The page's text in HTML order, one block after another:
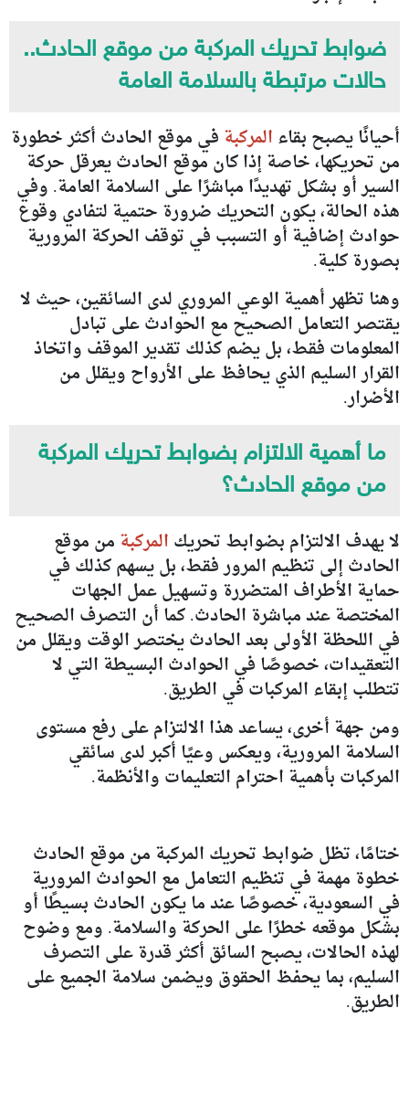
ضوابط تحريك المركبة من موقع الحادث..
حالات مرتبطة بالسلامة العامة
أحيانًا يصبح بقاء المركبة في موقع الحادث أكثر خطورة
من تحريكها، خاصة إذا كان موقع الحادث يعرقل حركة
السير أو بشكل تهديدًا مباشرًا على السلامة العامة. وفي
هذه الحالة، يكون التحريك ضرورة حتمية لتفادي وقوع
حوادث إضافية أو التسبب في توقف الحركة المرورية
بصورة كلية.
وهنا تظهر أهمية الوعي المروري لدى السائقين، حيث لا
يقتصر التعامل الصحيح مع الحوادث على تبادل
المعلومات فقط، بل يضم كذلك تقدير الموقف واتخاذ
القرار السليم الذي يحافظ على الأرواح ويقلل من
الأضرار.
ما أهمية الالتزام بضوابط تحريك المركبة
من موقع الحادث؟
لا يهدف الالتزام بضوابط تحريك المركبة من موقع
الحادث إلى تنظيم المرور فقط، بل يسهم كذلك في
حماية الأطراف المتضررة وتسهيل عمل الجهات
المختصة عند مباشرة الحادث. كما أن التصرف الصحيح
في اللحظة الأولى بعد الحادث يختصر الوقت ويقلل من
التعقيدات، خصوصًا في الحوادث البسيطة التي لا
تتطلب إبقاء المركبات في الطريق.
ومن جهة أخرى، يساعد هذا الالتزام على رفع مستوى
السلامة المرورية، ويعكس وعيًا أكبر لدى سائقي
المركبات بأهمية احترام التعليمات والأنظمة.
ختامًا، تظل ضوابط تحريك المركبة من موقع الحادث
خطوة مهمة في تنظيم التعامل مع الحوادث المرورية
في السعودية، خصوصًا عند ما يكون الحادث بسيطًا أو
بشكل موقعه خطرًا على الحركة والسلامة. ومع وضوح
لهذه الحالات، يصبح السائق أكثر قدرة على التصرف
السليم، بما يحفظ الحقوق ويضمن سلامة الجميع على
الطريق.